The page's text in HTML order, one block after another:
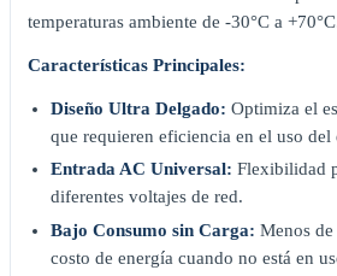
temperaturas ambiente de -30°C a
Características Principales:
Diseño Ultra Delgado: Optimiza el
que requieren eficiencia en el uso del
Entrada AC Universal: Flexibilidad
diferentes voltajes de red.
Bajo Consumo sin Carga: Menos
costo de energía cuando no está en